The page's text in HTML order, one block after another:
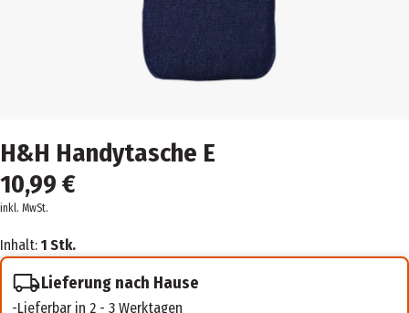
H&H Handytasche E
10,99 €
inkl. MwSt.
Inhalt: 1 Stk.
Lieferung nach Hause
Lieferbar in 2 - 3 Werktagen